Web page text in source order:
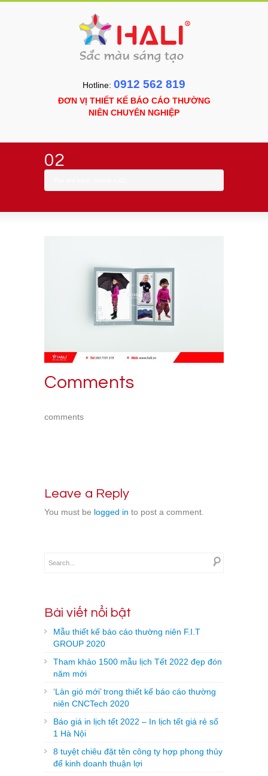
Hotline: 0912 562 819
ĐƠN VỊ THIẾT KẾ BÁO CÁO THƯỜNG
NIÊN CHUYÊN NGHIỆP
02
Comments
comments
Leave a Reply
You must be logged in to post a comment.
Bài viết nổi bật
Mẫu thiết kế báo cáo thường niên F.I.T
GROUP 2020
Tham khảo 1500 mẫu lịch Tết 2022 đẹp đón
năm mới
‘Làn gió mới’ trong thiết kế báo cáo thường
niên CNCTech 2020
Báo giá in lịch tết 2022 – In lịch tết giá rẻ số
1 Hà Nội
8 tuyệt chiêu đặt tên công ty hợp phong thủy
để kinh doanh thuận lợi